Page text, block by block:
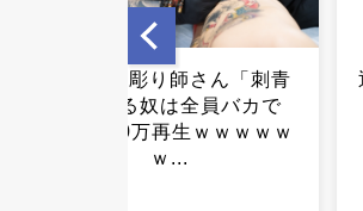
辺野古報道巡り「news23」
に厳重抗議…TBSが対応...